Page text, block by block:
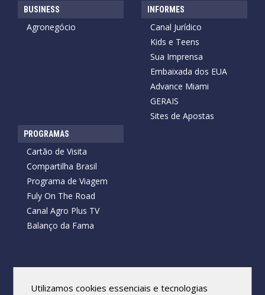
BUSINESS
Agronegócio
INFORMES
Canal Jurídico
Kids e Teens
Sua Imprensa
Embaixada dos EUA
Advance Miami
GERAIS
Sites de Apostas
PROGRAMAS
Cartão de Visita
Compartilha Brasil
Programa de Viagem
Fuly On The Road
Canal Agro Plus TV
Balanço da Fama
Todos os direitos reservados.
Utilizamos cookies essenciais e tecnologias